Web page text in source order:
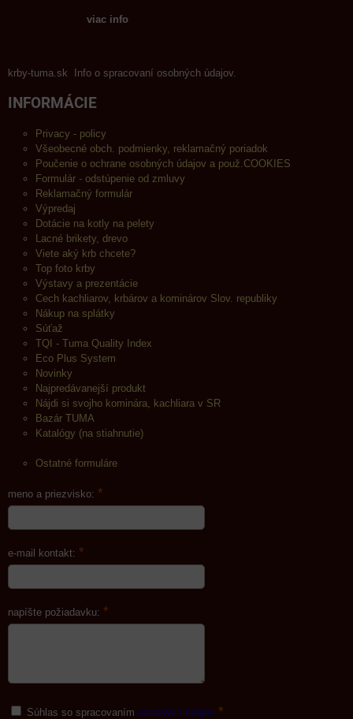
viac info
krby-tuma.sk Info o spracovaní osobných údajov.
INFORMÁCIE
Privacy - policy
Všeobecné obch. podmienky, reklamačný poriadok
Poučenie o ochrane osobných údajov a použ.COOKIES
Formulár - odstúpenie od zmluvy
Reklamačný formulár
Výpredaj
Dotácie na kotly na pelety
Lacné brikety, drevo
Viete aký krb chcete?
Top foto krby
Výstavy a prezentácie
Cech kachliarov, krbárov a kominárov Slov. republiky
Nákup na splátky
Súťaž
TQI - Tuma Quality Index
Eco Plus System
Novinky
Najpredávanejší produkt
Nájdi si svojho kominára, kachliara v SR
Bazár TUMA
Katalógy (na stiahnutie)
Ostatné formuláre
meno a priezvisko: *
e-mail kontakt: *
napíšte požiadavku: *
Súhlas so spracovaním osobných údajov *